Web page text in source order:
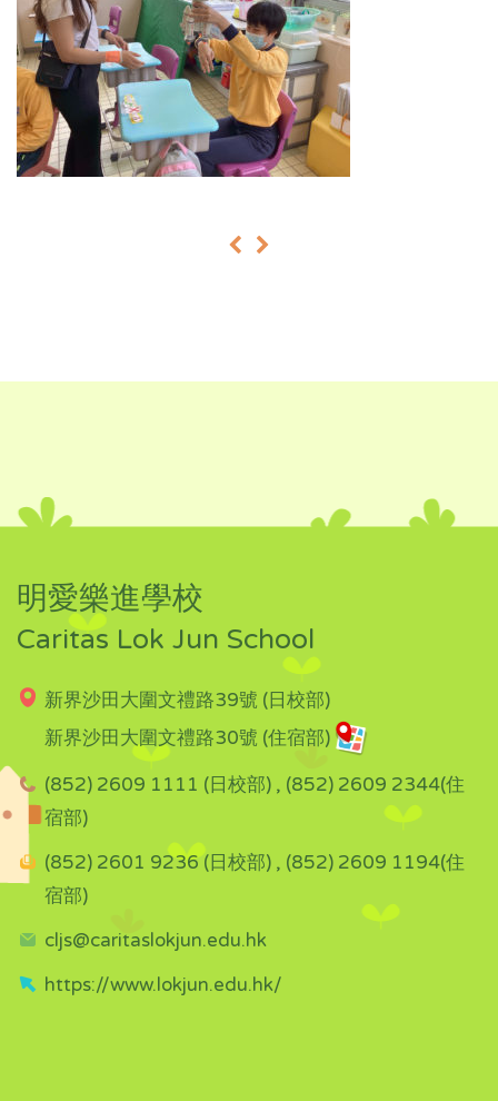
« »
明愛樂進學校
Caritas Lok Jun School
新界沙田大圍文禮路39號 (日校部)
新界沙田大圍文禮路30號 (住宿部)
(852) 2609 1111 (日校部) , (852) 2609 2344(住
宿部)
(852) 2601 9236 (日校部) , (852) 2609 1194(住
宿部)
cljs@caritaslokjun.edu.hk
https://www.lokjun.edu.hk/